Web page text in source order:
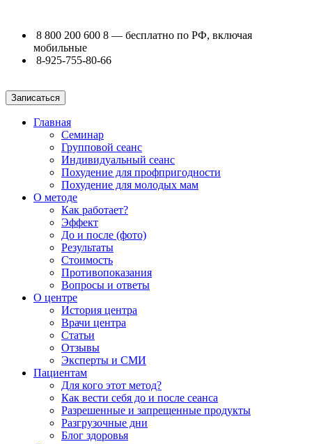
8 800 200 600 8 — бесплатно по РФ, включая
мобильные
8-925-755-80-66
Записаться
Главная
Семинар
Групповой сеанс
Индивидуальный сеанс
Похудение для профпригодности
Похудение для молодых мам
О методе
Как работает?
Эффект
До и после (фото)
Результаты
Стоимость
Противопоказания
Вопросы и ответы
О центре
История центра
Врачи центра
Статьи
Отзывы
Эксперты и СМИ
Пациентам
Для кого этот метод?
Как вести себя до и после сеанса
Разрешенные и запрещенные продукты
Разгрузочные дни
Блог здоровья